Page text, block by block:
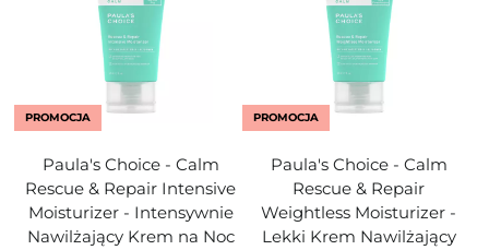
PROMOCJA
Paula's Choice - Calm
Rescue & Repair Intensive
Moisturizer - Intensywnie
Nawilżający Krem na Noc
PROMOCJA
Paula's Choice - Calm
Rescue & Repair
Weightless Moisturizer -
Lekki Krem Nawilżający